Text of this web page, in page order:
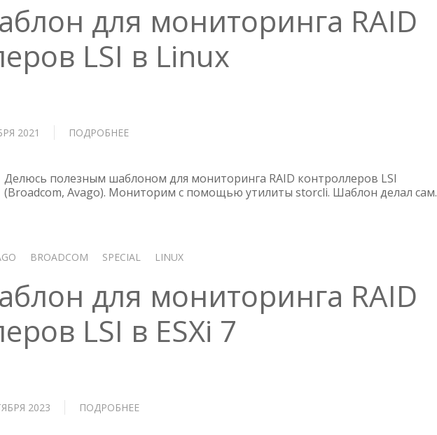
для мониторинга RAID
LSI в Linux
2021 ПОДРОБНЕЕ
ДЛЯ
МОНИТОРИНГА
LINUX
Делюсь полезным шаблоном для мониторинга RAID контроллеров LSI
(Broadcom, Avago). Мониторим с помощью утилиты storcli. Шаблон делал сам.
BROADCOM SPECIAL LINUX
для мониторинга RAID
LSI в ESXi 7
2023 ПОДРОБНЕЕ